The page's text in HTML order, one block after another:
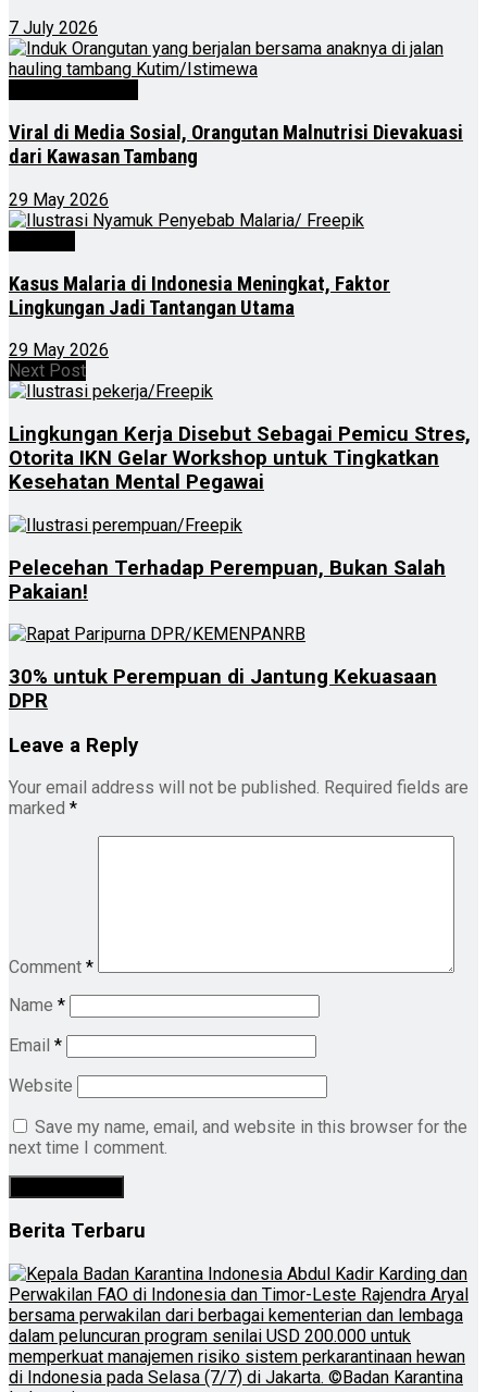
7 July 2026
Viral di Media Sosial, Orangutan Malnutrisi Dievakuasi
dari Kawasan Tambang
29 May 2026
Kasus Malaria di Indonesia Meningkat, Faktor
Lingkungan Jadi Tantangan Utama
29 May 2026
Next Post
Lingkungan Kerja Disebut Sebagai Pemicu Stres,
Otorita IKN Gelar Workshop untuk Tingkatkan
Kesehatan Mental Pegawai
Pelecehan Terhadap Perempuan, Bukan Salah
Pakaian!
30% untuk Perempuan di Jantung Kekuasaan
DPR
Leave a Reply
Your email address will not be published. Required fields are
marked *
Comment *
Name *
Email *
Website
Save my name, email, and website in this browser for the
next time I comment.
Berita Terbaru